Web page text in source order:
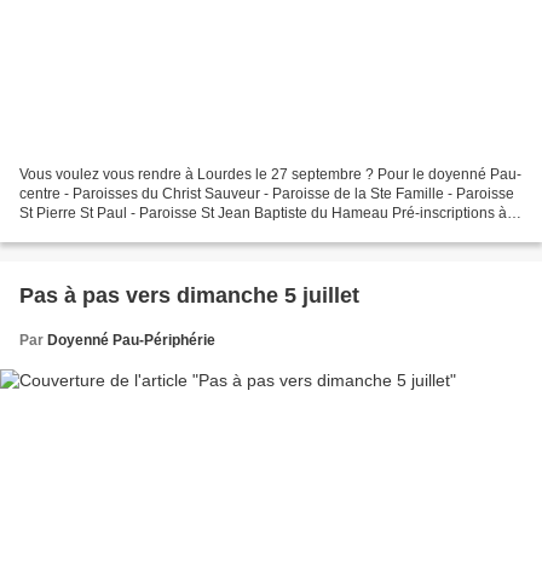
Vous voulez vous rendre à Lourdes le 27 septembre ? Pour le doyenné Pau-
centre - Paroisses du Christ Sauveur - Paroisse de la Ste Famille - Paroisse
St Pierre St Paul - Paroisse St Jean Baptiste du Hameau Pré-inscriptions à
Pas à pas vers dimanche 5 juillet
Par Doyenné Pau-Périphérie